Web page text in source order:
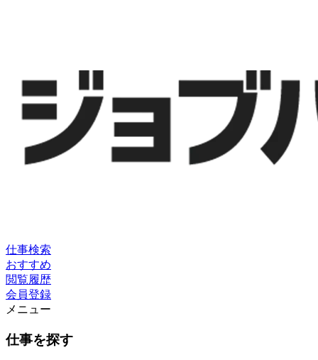
仕事検索
おすすめ
閲覧履歴
会員登録
メニュー
仕事を探す